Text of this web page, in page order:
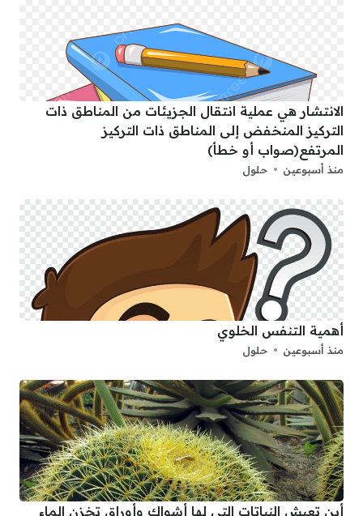
الانتشار هي عملية انتقال الجزيئات من المناطق ذات
التركيز المنخفض إلى المناطق ذات التركيز
المرتفع(صواب أو خطأ)
منذ أسبوعين حلول
أهمية التنفس الخلوي
منذ أسبوعين حلول
أين تعيش النباتات التي لها أشواك وأوراق تخزن الماء